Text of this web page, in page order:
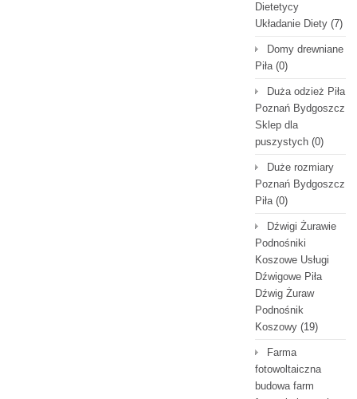
Dietetycy
Układanie Diety (7)
Domy drewniane
Piła(0)
Duża odzież Piła
Poznań Bydgoszcz
Sklep dla
puszystych (0)
Duże rozmiary
Poznań Bydgoszcz
Piła(0)
Dźwigi Żurawie
Podnośniki
Koszowe Usługi
Dźwigowe Piła
Dźwig Żuraw
Podnośnik
Koszowy (19)
Farma
fotowoltaiczna
budowa farm